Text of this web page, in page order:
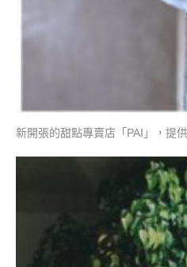
新開張的甜點專賣店「PAI」，提